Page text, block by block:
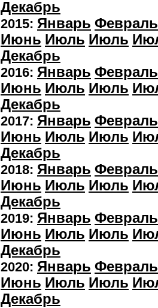
Декабрь
2015: Январь Февраль
Июнь Июль Июль
Декабрь
2016: Январь Февраль
Июнь Июль Июль
Декабрь
2017: Январь Февраль
Июнь Июль Июль
Декабрь
2018: Январь Февраль
Июнь Июль Июль
Декабрь
2019: Январь Февраль
Июнь Июль Июль
Декабрь
2020: Январь Февраль
Июнь Июль Июль
Декабрь